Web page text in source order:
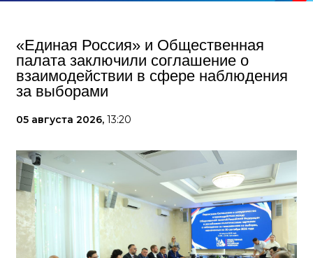
«Единая Россия» и Общественная
палата заключили соглашение о
взаимодействии в сфере наблюдения
за выборами
05 августа 2026, 13:20